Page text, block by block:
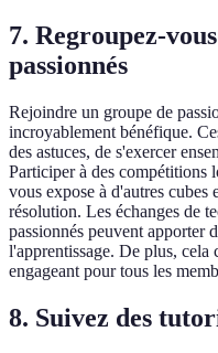
7. Regroupez-
passionnés
Rejoindre un groupe de
incroyablement bénéfique.
des astuces, de s'exercer
Participer à des compétitions
vous expose à d'autres cubes
résolution. Les échanges de
passionnés peuvent apporter
l'apprentissage. De plus,
engageant pour tous les
8. Suivez des